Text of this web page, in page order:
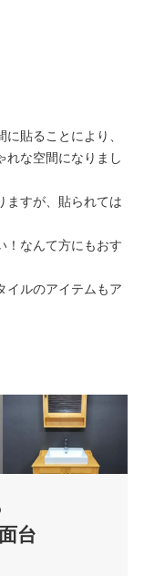
貼ることにより、
れな空間になりまし
ますが、貼られては
！なんて方にもおす
イルのアイテムもア
台